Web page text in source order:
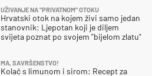
UŽIVANJE NA "PRIVATNOM" OTOKU
Hrvatski otok na kojem živi samo jedan
stanovnik: Ljepotan koji je diljem
svijeta poznat po svojem "bijelom zlatu"
MA, SAVRŠENSTVO!
Kolač s limunom i sirom: Recept za